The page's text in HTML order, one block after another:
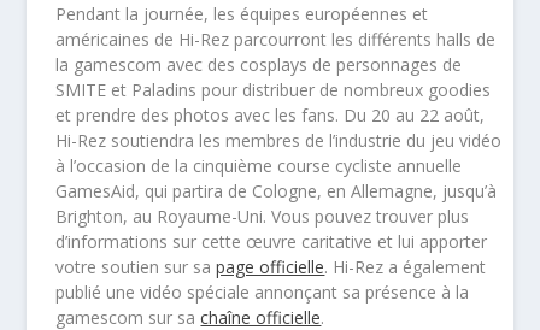
Pendant la journée, les équipes européennes et
américaines de Hi-Rez parcourront les différents halls de
la gamescom avec des cosplays de personnages de
SMITE et Paladins pour distribuer de nombreux goodies
et prendre des photos avec les fans. Du 20 au 22 août,
Hi-Rez soutiendra les membres de l’industrie du jeu vidéo
à l’occasion de la cinquième course cycliste annuelle
GamesAid, qui partira de Cologne, en Allemagne, jusqu’à
Brighton, au Royaume-Uni. Vous pouvez trouver plus
d’informations sur cette œuvre caritative et lui apporter
votre soutien sur sapage officielle. Hi-Rez a également
publié une vidéo spéciale annonçant sa présence à la
gamescom sur sachaîne officielle.